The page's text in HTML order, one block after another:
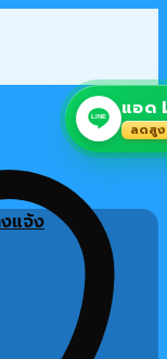
แจ้ง
LINE แอด
ลดสู